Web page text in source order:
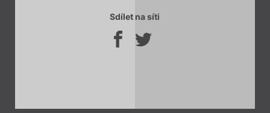
Sdílet na síti